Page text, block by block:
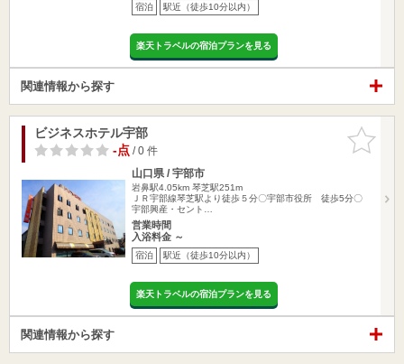
宿泊 駅近（徒歩10分以内）
楽天トラベルの宿泊プランを見る
関連情報から探す
お気に入
りに追加
ビジネスホテル宇部
-点/ 0 件
山口県 / 宇部市
岩鼻駅4.05km 琴芝駅251m
ＪＲ宇部線琴芝駅より徒歩５分〇宇部市役所 徒歩5分〇
宇部興産・セント…
営業時間
入浴料金 ～
宿泊 駅近（徒歩10分以内）
楽天トラベルの宿泊プランを見る
関連情報から探す